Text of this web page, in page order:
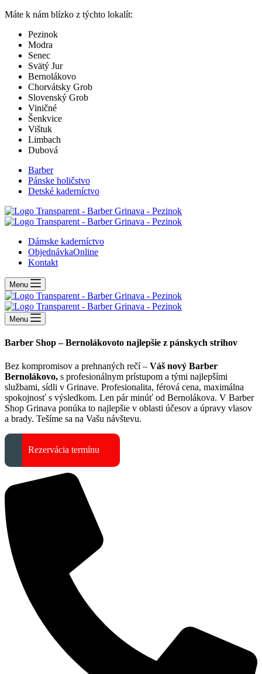
Máte k nám blízko z týchto lokalít:
Pezinok
Modra
Senec
Svätý Jur
Bernolákovo
Chorvátsky Grob
Slovenský Grob
Viničné
Šenkvice
Vištuk
Limbach
Dubová
Barber
Pánske holičstvo
Detské kaderníctvo
Dámske kaderníctvo
ObjednávkaOnline
Kontakt
Menu
Menu
Barber Shop – Bernolákovoto najlepšie z pánskych strihov
Bez kompromisov a prehnaných rečí – Váš nový Barber
Bernolákovo, s profesionálnym prístupom a tými najlepšími
službami, sídli v Grinave. Profesionalita, férová cena, maximálna
spokojnosť s výsledkom. Len pár minúť od Bernolákova. V Barber
Shop Grinava ponúka to najlepšie v oblasti účesov a úpravy vlasov
a brady. Tešíme sa na Vašu návštevu.
Rezervácia termínu